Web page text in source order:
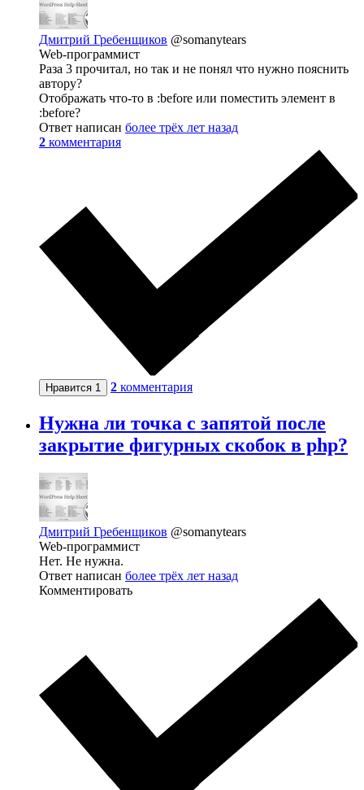
Дмитрий Гребенщиков @somanytears
Web-программист
Раза 3 прочитал, но так и не понял что нужно пояснить
автору?
Отображать что-то в :before или поместить элемент в
:before?
Ответ написан более трёх лет назад
2 комментария
Нравится 1 2 комментария
Нужна ли точка с запятой после
закрытие фигурных скобок в php?
Дмитрий Гребенщиков @somanytears
Web-программист
Нет. Не нужна.
Ответ написан более трёх лет назад
Комментировать